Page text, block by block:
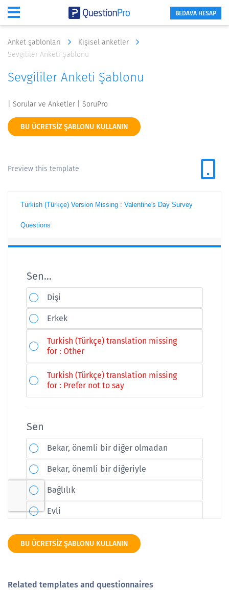
BEDAVA HESAP
Anket şablonları
Kişisel anketler
Sevgililer Anketi Şablonu
Sevgililer Anketi Şablonu
| Sorular ve Anketler | SoruPro
BU ÜCRETSIZ ŞABLONU KULLANIN
Preview this template
BU ÜCRETSIZ ŞABLONU KULLANIN
Related templates and questionnaires